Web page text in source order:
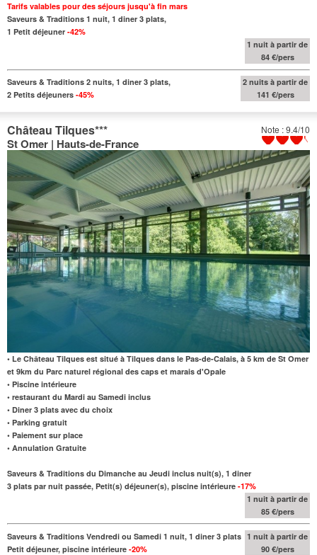
Tarifs valables pour des séjours jusqu'à fin mars
Saveurs & Traditions 1 nuit, 1 diner 3 plats,
1 Petit déjeuner -42%
1 nuit à partir de
84 €/pers
Saveurs & Traditions 2 nuits, 1 diner 3 plats,
2 Petits déjeuners -45%
2 nuits à partir de
141 €/pers
Note : 9.4/10
Château Tilques***
St Omer | Hauts-de-France
• Le Château Tilques est situé à Tilques dans le Pas-de-Calais, à 5 km de St Omer
et 9km du Parc naturel régional des caps et marais d'Opale
• Piscine intérieure
• restaurant du Mardi au Samedi inclus
• Diner 3 plats avec du choix
• Parking gratuit
• Paiement sur place
• Annulation Gratuite
Saveurs & Traditions du Dimanche au Jeudi inclus nuit(s), 1 diner
3 plats par nuit passée, Petit(s) déjeuner(s), piscine intérieure -17%
1 nuit à partir de
85 €/pers
Saveurs & Traditions Vendredi ou Samedi 1 nuit, 1 diner 3 plats
Petit déjeuner, piscine intérieure -20%
1 nuit à partir de
90 €/pers